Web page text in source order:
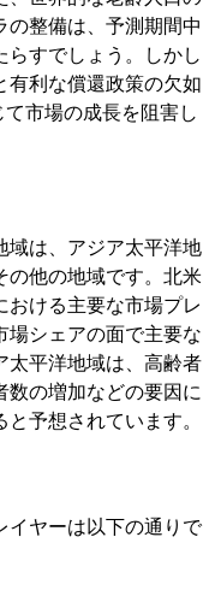
の整備は、予測期間中
らすでしょう。しかし
有利な償還政策の欠如
市場の成長を阻害し
域は、アジア太平洋地
の他の地域です。北米
おける主要な市場プレ
場シェアの面で主要な
太平洋地域は、高齢者
数の増加などの要因に
予想されています。
イヤーは以下の通りで